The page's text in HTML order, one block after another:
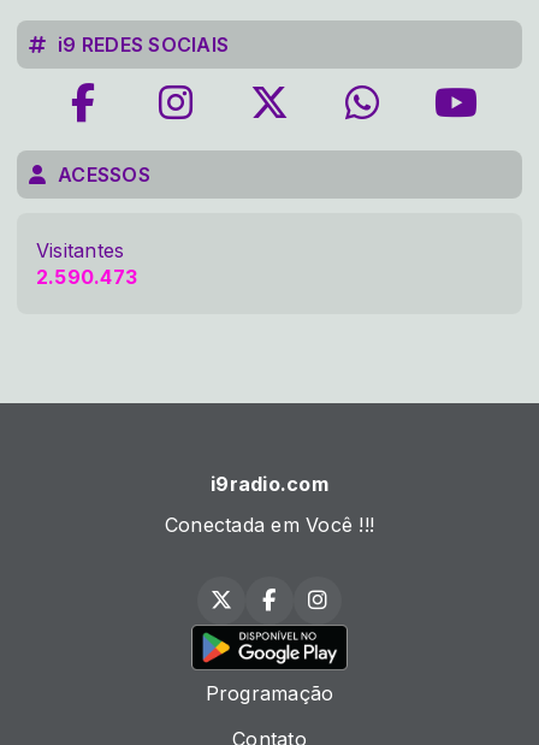
i9 REDES SOCIAIS
ACESSOS
Visitantes
2.590.473
i9radio.com
Conectada em Você !!!
Programação
Contato